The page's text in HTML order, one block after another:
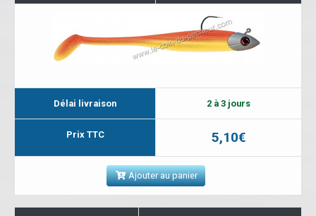
Délai livraison 2 à 3 jours
Prix TTC 5,10€
Ajouter au panier